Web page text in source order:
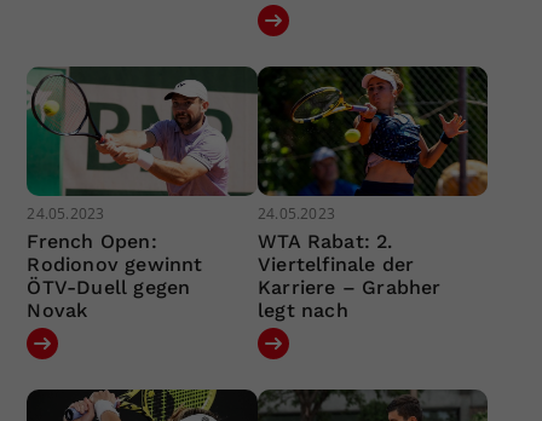
24.05.2023
French Open:
Rodionov gewinnt
ÖTV-Duell gegen
Novak
24.05.2023
WTA Rabat: 2.
Viertelfinale der
Karriere – Grabher
legt nach